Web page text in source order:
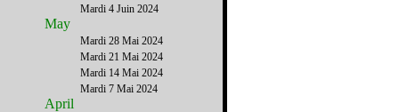
Mardi 4 Juin 2024
May
Mardi 28 Mai 2024
Mardi 21 Mai 2024
Mardi 14 Mai 2024
Mardi 7 Mai 2024
April